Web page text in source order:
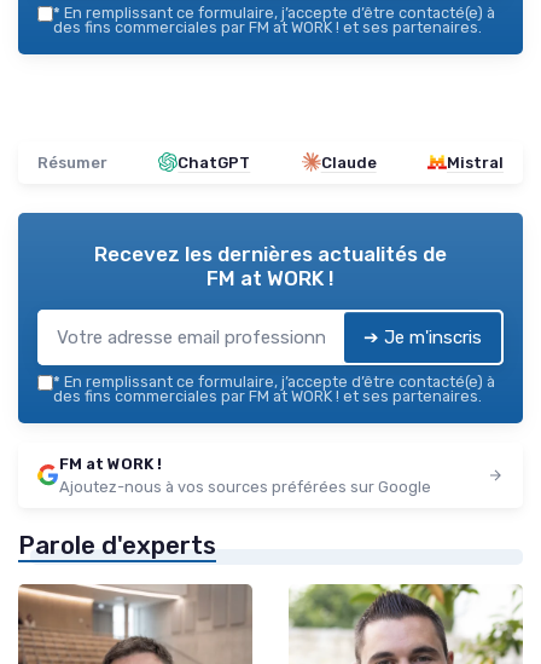
* En remplissant ce formulaire, j’accepte d’être contacté(e) à
des fins commerciales par FM at WORK ! et ses partenaires.
Résumer ChatGPT Claude Mistral
Recevez les dernières actualités de
FM at WORK !
➔ Je m'inscris
* En remplissant ce formulaire, j’accepte d’être contacté(e) à
des fins commerciales par FM at WORK ! et ses partenaires.
FM at WORK !
Ajoutez-nous à vos sources préférées sur Google
Parole d'experts